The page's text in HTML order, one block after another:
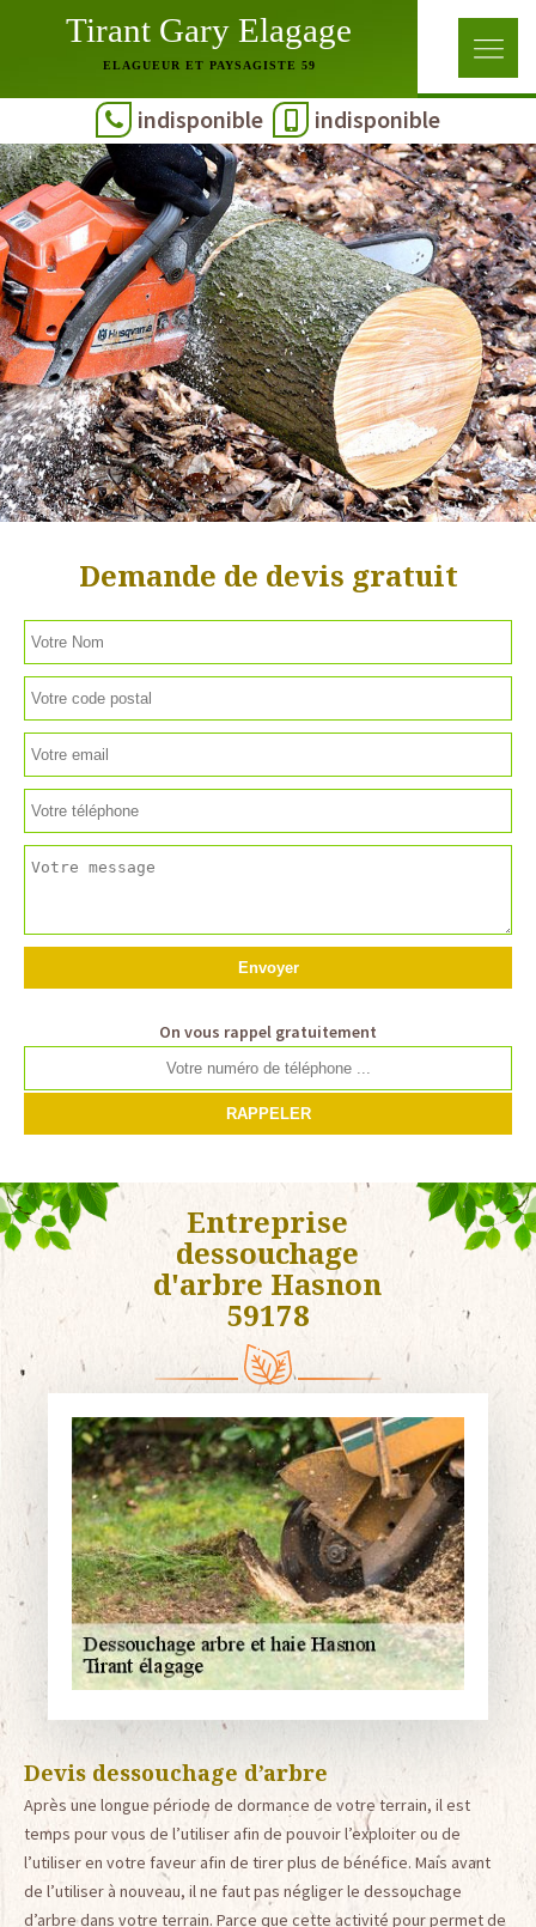
Tirant Gary Elagage
ELAGUEUR ET PAYSAGISTE 59
indisponible indisponible
Demande de devis gratuit
On vous rappel gratuitement
Entreprise
dessouchage
d'arbre Hasnon
59178
Devis dessouchage d’arbre
Après une longue période de dormance de votre terrain, il est
temps pour vous de l’utiliser afin de pouvoir l’exploiter ou de
l’utiliser en votre faveur afin de tirer plus de bénéfice. Mais avant
de l’utiliser à nouveau, il ne faut pas négliger le dessouchage
d’arbre dans votre terrain. Parce que cette activité pour permet de